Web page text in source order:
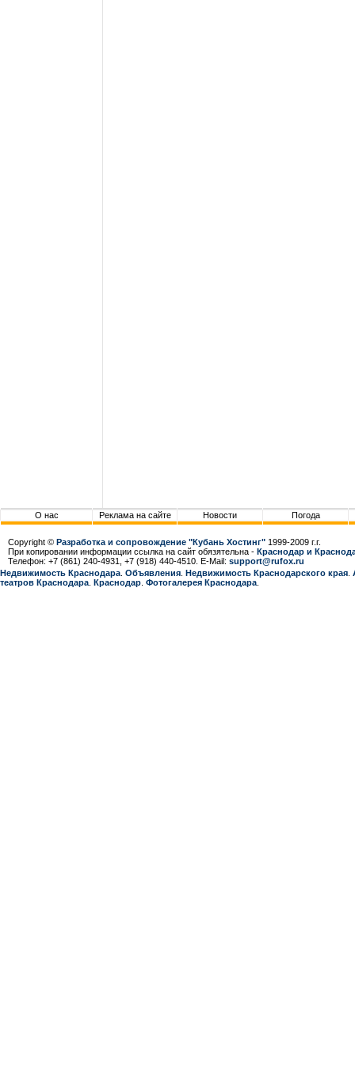
О нас Реклама на сайте Новости Погода
Copyright © Разработка и сопровождение "Кубань Хостинг" 1999-2009 г.г.
При копировании информации ссылка на сайт обязятельна - Краснодар и
Телефон: +7 (861) 240-4931, +7 (918) 440-4510. E-Mail: support@rufox.ru
Недвижимость Краснодара Объявления Недвижимость Краснодарcкого края
театров Краснодара Краснодар Фотогалерея Краснодара